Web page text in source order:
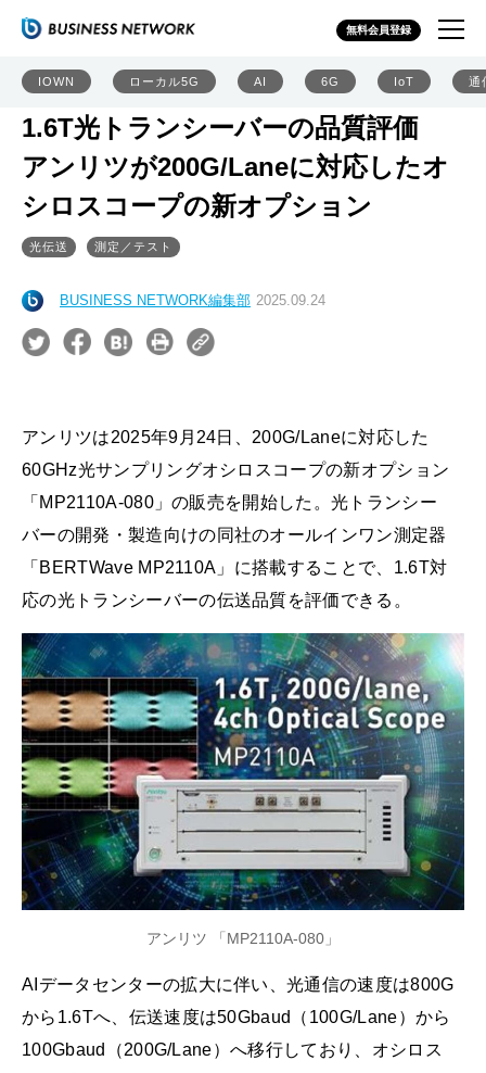
無料会員登録
IOWN ローカル5G AI 6G IoT 通
1.6T光トランシーバーの品質評価
アンリツが200G/Laneに対応したオ
シロスコープの新オプション
光伝送 測定／テスト
BUSINESS NETWORK編集部 2025.09.24
アンリツは2025年9月24日、200G/Laneに対応した
60GHz光サンプリングオシロスコープの新オプション
「MP2110A-080」の販売を開始した。光トランシー
バーの開発・製造向けの同社のオールインワン測定器
「BERTWave MP2110A」に搭載することで、1.6T対
応の光トランシーバーの伝送品質を評価できる。
アンリツ 「MP2110A-080」
AIデータセンターの拡大に伴い、光通信の速度は800G
から1.6Tへ、伝送速度は50Gbaud（100G/Lane）から
100Gbaud（200G/Lane）へ移行しており、オシロス